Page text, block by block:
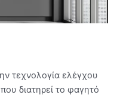
τεχνολογία ελέγχου
διατηρεί το φαγητό